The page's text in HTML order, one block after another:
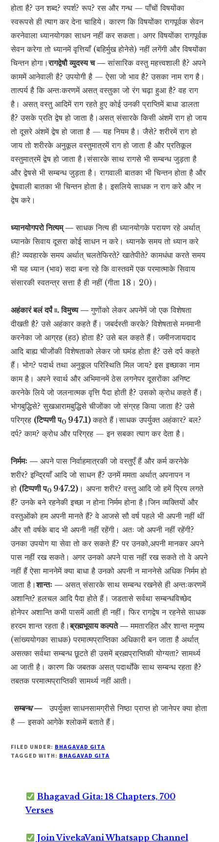
होता है? उन शब्द? स्पर्श? रूप? रस और गन्ध — पाँचों विषयोंका
स्वरूपसे ही त्याग कर देना चाहिये। कारण कि विषयोंका रागपूर्वक सेवन
करनेवाला ध्यानयोगका साधन नहीं कर सकता। अगर विषयोंका रागपूर्वक
सेवन करेगा तो ध्यानमें वृत्तियाँ (बहिर्मुख होनेसे) नहीं लगेंगी और विषयोंका
चिन्तन होगा।रागद्वेषौ व्युदस्य च —सांसारिक वस्तु महत्त्वशाली है? अपने
काममें आनेवाली है? उपयोगी है — ऐसा जो भाव है? उसका नाम राग है।
तात्पर्य है कि अन्तःकरणमें असत् वस्तुका जो रंग चढ़ा हुआ है? वह राग
है। असत् वस्तु आदिमें राग रहते हुए कोई उनकी प्राप्तिमें बाधा डालता
है? उसके प्रति द्वेष हो जाता है।असत् संसारके किसी अंशमें राग हो जाय
तो दूसरे अंशमें द्वेष हो जाता है — यह नियम है। जैसे? शरीरमें राग हो
जाय तो शरीरके अनुकूल वस्तुमात्रमें राग हो जाता है और प्रतिकूल
वस्तुमात्रमें द्वेष हो जाता है।संसारके साथ रागसे भी सम्बन्ध जुड़ता है
और द्वेषसे भी सम्बन्ध जुड़ता है। रागवाली बातका भी चिन्तन होता है और
द्वेषवाली बातका भी चिन्तन होता है। इसलिये साधक न राग करे और न
द्वेष करे।
ध्यानयोगपरो नित्यम् —साधक नित्य ही ध्यानयोगके परायण रहे अर्थात्
ध्यानके सिवाय दूसरा कोई साधन न करे। ध्यानके समय तो ध्यान करे
ही? व्यवहारके समय अर्थात् चलतेफिरते? खातेपीते? कामधंधा करते समय
भी यह ध्यान (भाव) सदा बना रहे कि वास्तवमें एक परमात्माके सिवाय
संसारकी स्वतन्त्र सत्ता है ही नहीं (गीता 18। 20)।
अहंकारं बलं दर्पं ৷৷. विमुच्य —गुणोंको लेकर अपनेमें जो एक विशेषता
दीखती है? उसे अहंकार कहते हैं। जबर्दस्ती करके? विशेषतासे मनमानी
करनेका जो आग्रह (हठ) होता है? उसे बल कहते हैं। जमीनजायदाद
आदि बाह्य चीजोंकी विशेषताको लेकर जो घमंड होता है? उसे दर्प कहते
हैं। भोग? पदार्थ तथा अनुकूल परिस्थिति मिल जाय? इस इच्छाका नाम
काम है। अपने स्वार्थ और अभिमानमें ठेस लगनेपर दूसरोंका अनिष्ट
करनेके लिये जो जलनात्मक वृत्ति पैदा होती है? उसको क्रोध कहते हैं।
भोगबुद्धिसे? सुखआरामबुद्धिसे चीजोंका जो संग्रह किया जाता है? उसे
परिग्रह (टिप्पणी प0 947.1)कहते हैं।साधक उपर्युक्त अहंकार? बल?
दर्प? काम? क्रोध और परिग्रह — इन सबका त्याग कर देता है।
निर्ममः —अपने पास निर्वाहमात्रकी जो वस्तुएँ हैं और कर्म करनेके
शरीर? इन्द्रियाँ आदि जो साधन हैं? उनमें ममता अर्थात् अपनापन न
हो (टिप्पणी प0 947.2) । अपना शरीर? वस्तु आदि जो हमें प्रिय लगते
हैं? उनके बने रहनेकी इच्छा न होना निर्मम होना है।जिन व्यक्तियों और
वस्तुओंको हम अपनी मानते हैं? वे आजसे सौ वर्ष पहले भी अपनी नहीं थीं
और सौ वर्षके बाद भी अपनी नहीं रहेंगी। अतः जो अपनी नहीं रहेंगी?
उनका उपयोग या सेवा तो कर सकते हैं? पर उनको,अपनी मानकर अपने
पास नहीं रख सकते। अगर उनको अपने पास नहीं रख सकते तो वे अपने
नहीं हैं ऐसा माननेमें क्या बाधा है उनको अपनी न माननेसे अधिक निर्मम हो
जाता है।शान्तः —असत् संसारके साथ सम्बन्ध रखनेसे ही अन्तःकरणमें
अशान्ति? हलचल आदि पैदा होते हैं। जडतासे सर्वथा सम्बन्धविच्छेद
होनेपर अशान्ति कभी पासमें आती ही नहीं। फिर रागद्वेष न रहनेसे साधक
हरदम शान्त रहता है।ब्रह्मभूयाय कल्पते —ममतारहित और शान्त मनुष्य
(सांख्ययोगका साधक) परमात्मप्राप्तिका अधिकारी बन जाता है अर्थात्
असत्का सर्वथा सम्बन्ध छूटते ही उसमें ब्रह्मप्राप्तिकी योग्यता? सामर्थ्य
आ जाती है। कारण कि जबतक असत् पदार्थोंके साथ सम्बन्ध रहता है?
तबतक परमात्मप्राप्तिकी सामर्थ्य नहीं आती।
सम्बन्ध —
उपर्युक्त साधनसामग्रीसे निष्ठा प्राप्त हो जानेपर क्या होता
है — इसको आगेके श्लोकमें बताते हैं।
FILED UNDER: BHAGAVAD GITA
TAGGED WITH: BHAGAVAD GITA
Bhagavad Gita: 18 Chapters, 700
Verses
Join VivekaVani Whatsapp Channel